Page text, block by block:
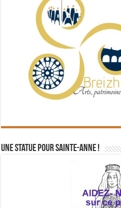
Une statue pour Sainte-Anne !